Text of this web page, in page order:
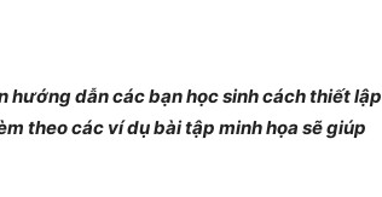
dẫn các bạn học sinh cách thiết lập
theo các ví dụ bài tập minh họa sẽ giúp